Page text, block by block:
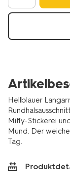
Hellblauer
Miffy-Stickerei
Mund. Der
Tag.